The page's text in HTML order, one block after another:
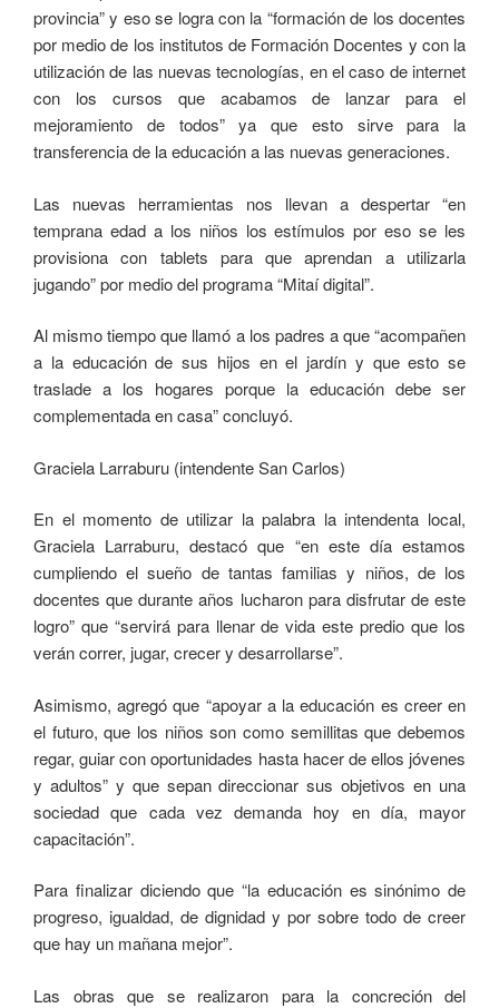
provincia” y eso se logra con la “formación de los docentes
por medio de los institutos de Formación Docentes y con la
utilización de las nuevas tecnologías, en el caso de internet
con los cursos que acabamos de lanzar para el
mejoramiento de todos” ya que esto sirve para la
transferencia de la educación a las nuevas generaciones.
Las nuevas herramientas nos llevan a despertar “en
temprana edad a los niños los estímulos por eso se les
provisiona con tablets para que aprendan a utilizarla
jugando” por medio del programa “Mitaí digital”.
Al mismo tiempo que llamó a los padres a que “acompañen
a la educación de sus hijos en el jardín y que esto se
traslade a los hogares porque la educación debe ser
complementada en casa” concluyó.
Graciela Larraburu (intendente San Carlos)
En el momento de utilizar la palabra la intendenta local,
Graciela Larraburu, destacó que “en este día estamos
cumpliendo el sueño de tantas familias y niños, de los
docentes que durante años lucharon para disfrutar de este
logro” que “servirá para llenar de vida este predio que los
verán correr, jugar, crecer y desarrollarse”.
Asimismo, agregó que “apoyar a la educación es creer en
el futuro, que los niños son como semillitas que debemos
regar, guiar con oportunidades hasta hacer de ellos jóvenes
y adultos” y que sepan direccionar sus objetivos en una
sociedad que cada vez demanda hoy en día, mayor
capacitación”.
Para finalizar diciendo que “la educación es sinónimo de
progreso, igualdad, de dignidad y por sobre todo de creer
que hay un mañana mejor”.
Las obras que se realizaron para la concreción del